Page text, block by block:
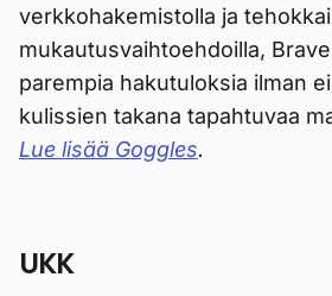
verkkohakemistolla ja
mukautusvaihtoehdoilla,
parempia hakutuloksia ilman
kulissien takana tapahtuvaa
Lue lisää Goggles.
UKK